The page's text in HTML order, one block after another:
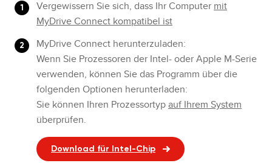
Vergewissern Sie sich, dass Ihr Computer mit
MyDrive Connect kompatibel ist
MyDrive Connect herunterzuladen:
Wenn Sie Prozessoren der Intel- oder Apple M-Serie
verwenden, können Sie das Programm über die
folgenden Optionen herunterladen:
Sie können Ihren Prozessortypauf Ihrem System
überprüfen.
Download für Intel-Chip